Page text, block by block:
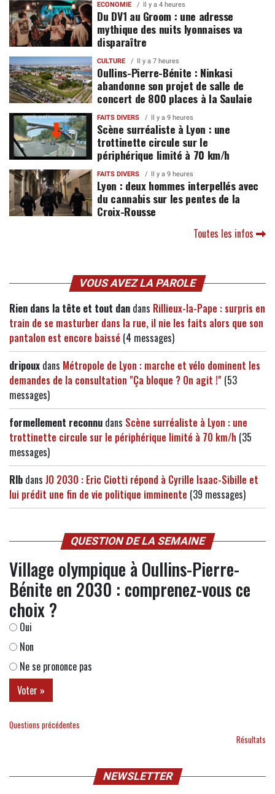
ECONOMIE Il y a 4 heures
Du DV1 au Groom : une adresse
mythique des nuits lyonnaises va
disparaître
CULTURE Il y a 7 heures
Oullins-Pierre-Bénite : Ninkasi
abandonne son projet de salle de
concert de 800 places à la Saulaie
FAITS DIVERS Il y a 9 heures
Scène surréaliste à Lyon : une
trottinette circule sur le
périphérique limité à 70 km/h
FAITS DIVERS Il y a 9 heures
Lyon : deux hommes interpellés avec
du cannabis sur les pentes de la
Croix-Rousse
Toutes les infos
VOUS AVEZ LA PAROLE
Rien dans la tête et tout dan dans Rillieux-la-Pape : surpris en
train de se masturber dans la rue, il nie les faits alors que son
pantalon est encore baissé (4 messages)
dripoux dans Métropole de Lyon : marche et vélo dominent les
demandes de la consultation "Ça bloque ? On agit !" (53
messages)
formellement reconnu dans Scène surréaliste à Lyon : une
trottinette circule sur le périphérique limité à 70 km/h (35
messages)
Rlb dans JO 2030 : Eric Ciotti répond à Cyrille Isaac-Sibille et
lui prédit une fin de vie politique imminente (39 messages)
QUESTION DE LA SEMAINE
Village olympique à Oullins-Pierre-
Bénite en 2030 : comprenez-vous ce
choix ?
Oui
Non
Ne se prononce pas
Questions précédentes
Résultats
NEWSLETTER